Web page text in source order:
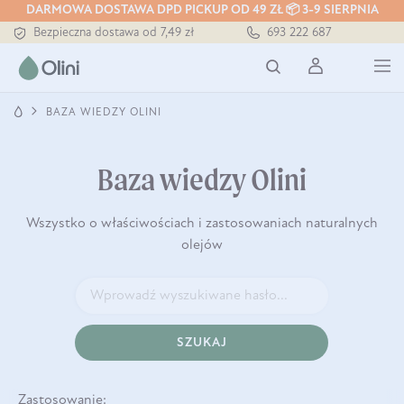
DARMOWA DOSTAWA DPD PICKUP OD 49 ZŁ 📦 3-9 SIERPNIA
Tłoczony zawsze na zimno
Bezpieczna dostawa od 7,49 zł
Tłoczony zawsze na zimno
693 222 687
BAZA WIEDZY OLINI
Baza wiedzy Olini
Wszystko o właściwościach i zastosowaniach naturalnych
olejów
SZUKAJ
Zastosowanie: